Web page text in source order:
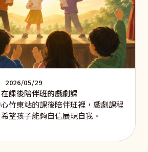
2026/05/29
課後陪伴班的戲劇課
竹東站的課後陪伴班裡，戲劇課程
望孩子能夠自信展現自我。